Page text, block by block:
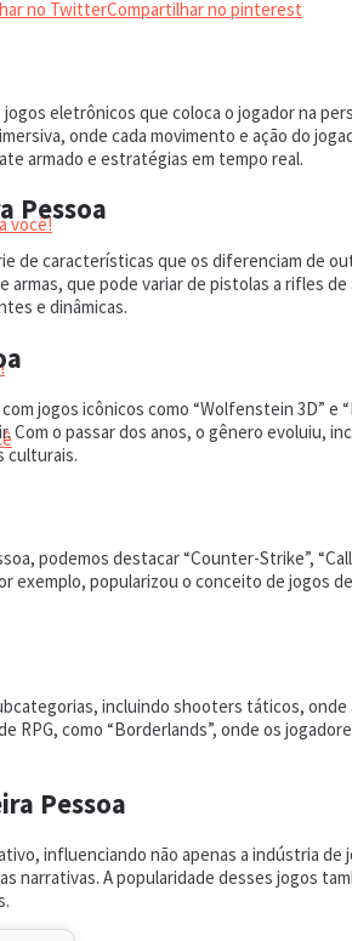
você!
no TwitterCompartilhar no pinterest
eletrônicos que coloca o jogador na
onde cada movimento e ação do
armado e estratégias em tempo real.
Pessoa
de características que os diferenciam de
armas, que pode variar de pistolas a
e dinâmicas.
jogos icônicos como “Wolfenstein 3D”
Com o passar dos anos, o gênero
culturais.
podemos destacar “Counter-Strike”,
exemplo, popularizou o conceito de jogos
incluindo shooters táticos,
RPG, como “Borderlands”, onde os
Pessoa
influenciando não apenas a indústria
narrativas. A popularidade desses jogos